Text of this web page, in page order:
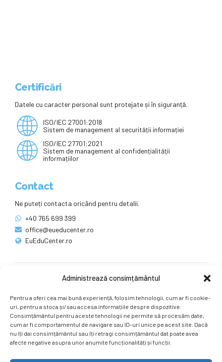
Administrează consimțământul
Pentru a oferi cea mai bună experiență, folosim tehnologii, cum ar fi cookie-
uri, pentru a stoca și/sau accesa informațiile despre dispozitive.
Consimțământul pentru aceste tehnologii ne permite să procesăm date,
cum ar fi comportamentul de navigare sau ID-uri unice pe acest site. Dacă
nu îți dai consimțământul sau îți retragi consimțământul dat poate avea
afecte negative asupra unor anumite funcționalități și funcții.
Certificări
Datele cu caracter personal sunt protejate și în siguranță.
ISO/IEC 27001:2018
Sistem de management al securității informației
ISO/IEC 27701:2021
Sistem de management al confidențialității
informațiilor
Contact
Ne puteți contacta oricând pentru detalii.
+40 765 699 399
office@eueducenter.ro
EuEduCenter.ro
Ne puteți găsi și pe rețelele sociale.